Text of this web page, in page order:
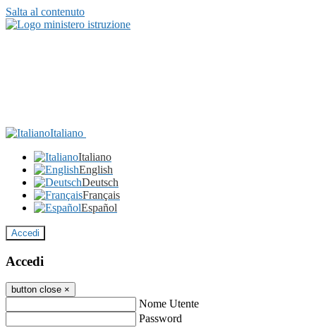
Salta al contenuto
Italiano
Italiano
English
Deutsch
Français
Español
Accedi
Accedi
button close ×
Nome Utente
Password